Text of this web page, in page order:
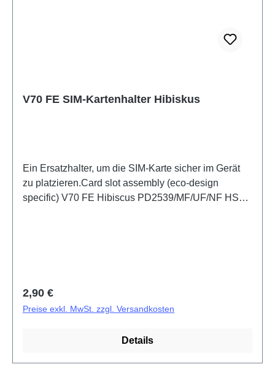
V70 FE SIM-Kartenhalter Hibiskus
Ein Ersatzhalter, um die SIM-Karte sicher im Gerät
zu platzieren.Card slot assembly (eco-design
specific) V70 FE Hibiscus PD2539/MF/UF/NF HSF
Regulärer Preis:
2,90 €
Preise exkl. MwSt. zzgl. Versandkosten
Details